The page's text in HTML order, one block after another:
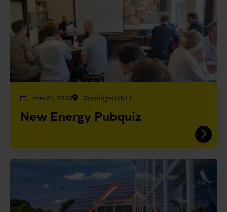
mei 21, 2026 Groningen (NL)
New Energy Pubquiz